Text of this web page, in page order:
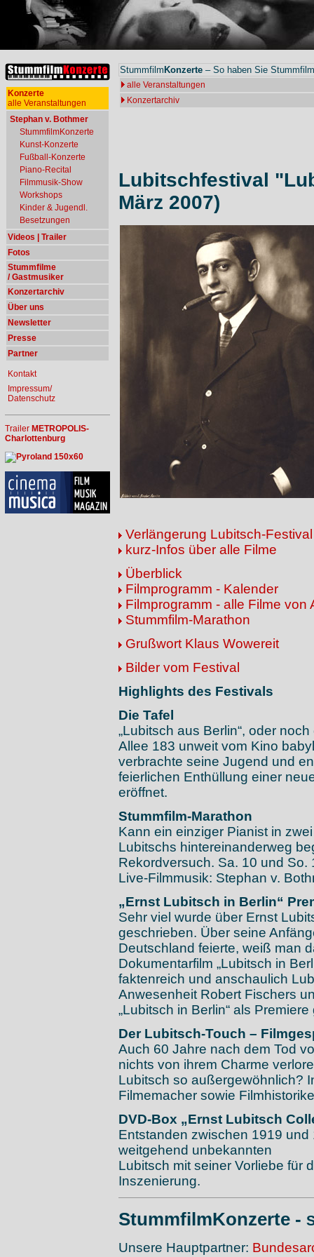
Konzerte
alle Veranstaltungen
Stephan v. Bothmer
StummfilmKonzerte
Kunst-Konzerte
Fußball-Konzerte
Piano-Recital
Filmmusik-Show
Workshops
Kinder & Jugendl.
Besetzungen
Videos | Trailer
Fotos
Stummfilme
/ Gastmusiker
Konzertarchiv
Über uns
Newsletter
Presse
Partner
Kontakt
Impressum/
Datenschutz
Trailer METROPOLIS-
Charlottenburg
Stummfilm Konzerte – So haben Sie
alle Veranstaltungen
Konzertarchiv
Lubitschfestival
März 2007)
Verlängerung Lubitsch-Festival
kurz-Infos über alle Filme
Überblick
Filmprogramm - Kalender
Filmprogramm - alle Filme von
Stummfilm-Marathon
Grußwort Klaus Wowereit
Bilder vom Festival
Highlights des Festivals
Die Tafel
„Lubitsch aus Berlin“, oder
Allee 183 unweit vom Kino
verbrachte seine Jugend und
feierlichen Enthüllung einer
eröffnet.
Stummfilm-Marathon
Kann ein einziger Pianist in
Lubitschs hintereinanderweg
Rekordversuch. Sa. 10 und So.
Live-Filmmusik: Stephan v.
„Ernst Lubitsch in Berlin“
Sehr viel wurde über Ernst
geschrieben. Über seine
Deutschland feierte, weiß man
Dokumentarfilm „Lubitsch in
faktenreich und anschaulich
Anwesenheit Robert Fischers
„Lubitsch in Berlin“ als
Der Lubitsch-Touch –
Auch 60 Jahre nach dem Tod
nichts von ihrem Charme
Lubitsch so außergewöhnlich?
Filmemacher sowie
DVD-Box „Ernst Lubitsch
Entstanden zwischen 1919
weitgehend unbekannten
Lubitsch mit seiner Vorliebe für
Inszenierung.
StummfilmKonzerte -
Unsere Hauptpartner: